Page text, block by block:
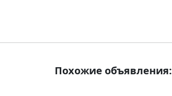
Похожие объявления: